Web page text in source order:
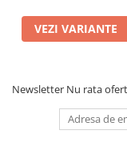
VEZI VARIANTE
Newsletter Nu rata